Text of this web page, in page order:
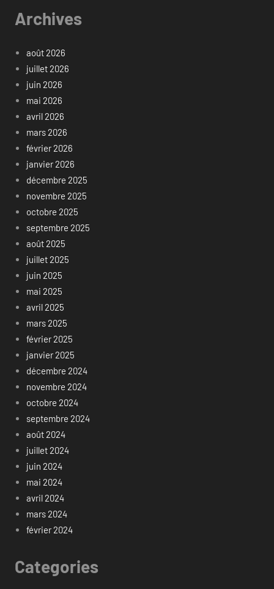
Archives
août 2026
juillet 2026
juin 2026
mai 2026
avril 2026
mars 2026
février 2026
janvier 2026
décembre 2025
novembre 2025
octobre 2025
septembre 2025
août 2025
juillet 2025
juin 2025
mai 2025
avril 2025
mars 2025
février 2025
janvier 2025
décembre 2024
novembre 2024
octobre 2024
septembre 2024
août 2024
juillet 2024
juin 2024
mai 2024
avril 2024
mars 2024
février 2024
Categories